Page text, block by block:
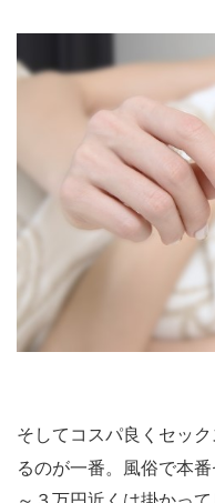
そしてコスパ良くセッ
るのが一番。風俗で本